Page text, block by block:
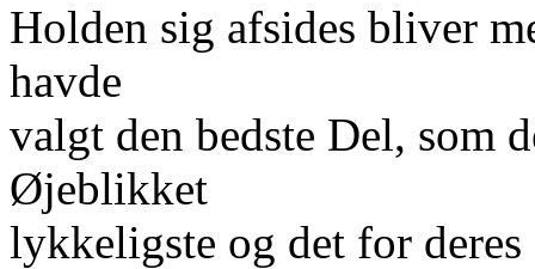
Holden sig afsides bliver
havde
valgt den bedste Del, som
Øjeblikket
lykkeligste og det for